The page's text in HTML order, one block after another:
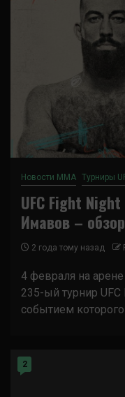
Новости ММА Турниры
UFC Fight
Имавов – обзор
2 года тому назад
4 февраля на
235-ый турнир
событием
2